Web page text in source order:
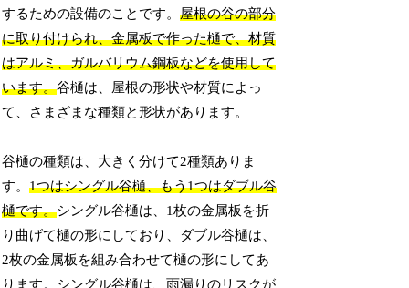
するための設備のことです。屋根の谷の部分
に取り付けられ、金属板で作った樋で、材質
はアルミ、ガルバリウム鋼板などを使用して
います。谷樋は、屋根の形状や材質によっ
て、さまざまな種類と形状があります。
谷樋の種類は、大きく分けて2種類ありま
す。1つはシングル谷樋、もう1つはダブル谷
樋です。シングル谷樋は、1枚の金属板を折
り曲げて樋の形にしており、ダブル谷樋は、
2枚の金属板を組み合わせて樋の形にしてあ
ります。シングル谷樋は、雨漏りのリスクが